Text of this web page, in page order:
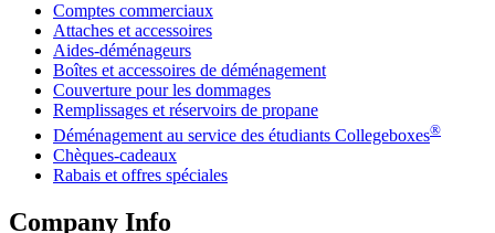
Comptes commerciaux
Attaches et accessoires
Aides-déménageurs
Boîtes et accessoires de déménagement
Couverture pour les dommages
Remplissages et réservoirs de propane
Déménagement au service des étudiants Collegeboxes®
Chèques-cadeaux
Rabais et offres spéciales
Company Info